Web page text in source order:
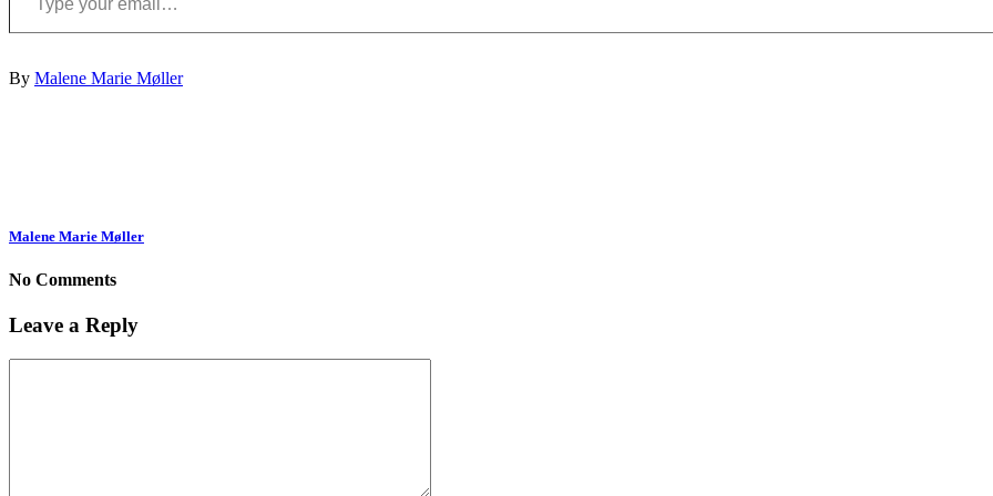
By Malene Marie Møller
Malene Marie Møller
No Comments
Leave a Reply